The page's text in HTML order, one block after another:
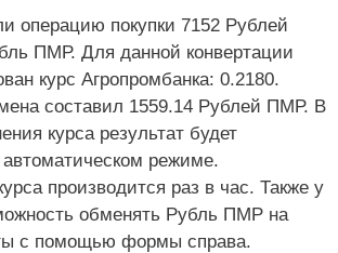
операцию покупки 7152 Рублей
ПМР. Для данной конвертации
курс Агропромбанка: 0.2180.
составил 1559.14 Рублей ПМР. В
курса результат будет
автоматическом режиме.
производится раз в час. Также у
обменять Рубль ПМР на
с помощью формы справа.